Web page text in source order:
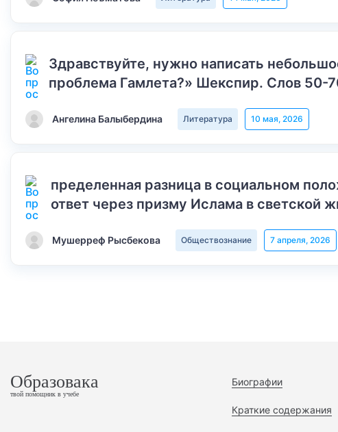
Здравствуйте, нужно написать
проблема Гамлета?» Шекспир. Слов 50-
Ангелина Балыбердина Литература 10 мая, 2026
пределенная разница в социальном
ответ через призму Ислама в светской
Мушерреф Рысбекова Обществознание 7 апреля, 2026
Образовака
твой помощник в учебе
Биографии
Краткие содержания